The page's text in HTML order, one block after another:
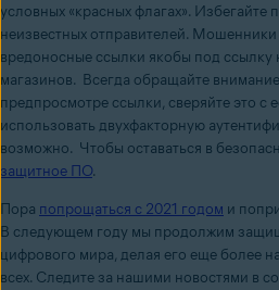
условных «красных флагах». Избегайте
неизвестных отправителей. Мошенники
вредоносные ссылки якобы под ссылку
магазинов. Всегда обращайте внимание
предпросмотре ссылки, сверяйте это с
использовать двухфакторную
возможно. Чтобы оставаться в
защитное ПО.
Пора попрощаться с 2021 годом и
В следующем году мы продолжим
цифрового мира, делая его еще более
всех. Следите за нашими новостями в